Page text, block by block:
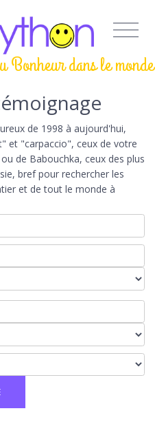
Bonheur dans le monde
de 1998 à aujourd'hui,
et "carpaccio", ceux de votre
de Babouchka, ceux des plus
bref pour rechercher les
et de tout le monde à